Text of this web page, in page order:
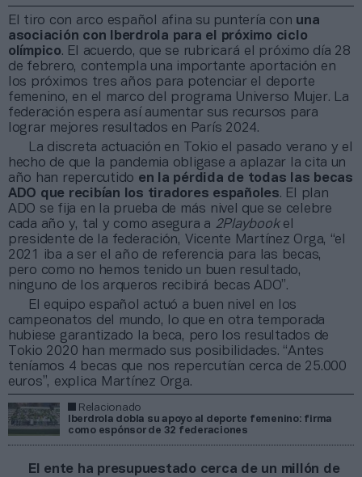
El tiro con arco español afina su puntería con una
asociación con Iberdrola para el próximo ciclo
olímpico. El acuerdo, que se rubricará el próximo día 28
de febrero, contempla una importante aportación en
los próximos tres años para potenciar el deporte
femenino, en el marco del programa Universo Mujer. La
federación espera así aumentar sus recursos para
lograr mejores resultados en París 2024.
La discreta actuación en Tokio el pasado verano y el
hecho de que la pandemia obligase a aplazar la cita un
año han repercutido en la pérdida de todas las becas
ADO que recibían los tiradores españoles. El plan
ADO se fija en la prueba de más nivel que se celebre
cada año y, tal y como asegura a 2Playbook el
presidente de la federación, Vicente Martínez Orga, “el
2021 iba a ser el año de referencia para las becas,
pero como no hemos tenido un buen resultado,
ninguno de los arqueros recibirá becas ADO”.
El equipo español actuó a buen nivel en los
campeonatos del mundo, lo que en otra temporada
hubiese garantizado la beca, pero los resultados de
Tokio 2020 han mermado sus posibilidades. “Antes
teníamos 4 becas que nos repercutían cerca de 25.000
euros”, explica Martínez Orga.
Relacionado
Iberdrola dobla su apoyo al deporte femenino: firma
como espónsor de 32 federaciones
El ente ha presupuestado cerca de un millón de